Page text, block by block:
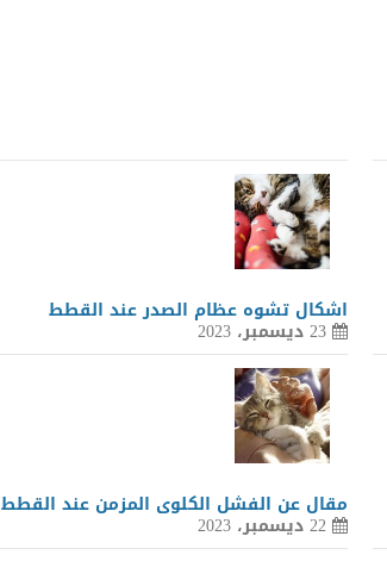
اشكال تشوه عظام الصدر عند القطط
23 ديسمبر، 2023
مقال عن الفشل الكلوى المزمن عند القطط
22 ديسمبر، 2023